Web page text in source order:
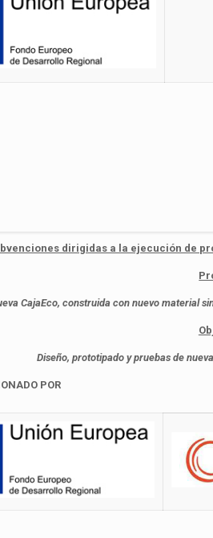
dirigidas a la ejecución de
CajaEco, construida con nuevo material
Diseño, prototipado y pruebas de
POR